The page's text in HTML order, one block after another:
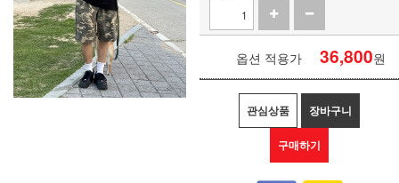
옵션 적용가 36,800원
관심상품 장바구니
구매하기